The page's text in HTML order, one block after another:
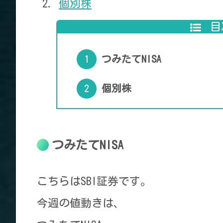
個別株
つみたてNISA
個別株
つみたてNISA
こちらはSBI証券です。
今週の値動きは、